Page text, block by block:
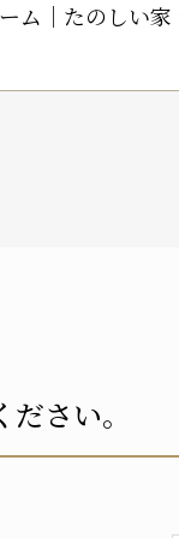
ム｜たのしい家
さい。